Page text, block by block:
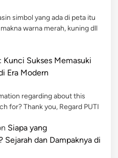
simbol yang ada di peta itu
warna merah, kuning dll
Kunci Sukses Memasuki
Era Modern
regarding about this
for? Thank you, Regard PUTI
Siapa yang
Sejarah dan Dampaknya di